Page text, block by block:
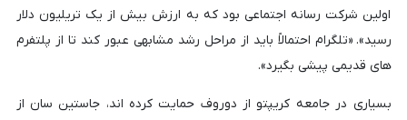
اولین شرکت رسانه اجتماعی بود که به ارزش بیش از یک تریلیون دلار
رسید». «تلگرام احتمالاً باید از مراحل رشد مشابهی عبور کند تا از پلتفرم
های قدیمی پیشی بگیرد».
بسیاری در جامعه کریپتو از دوروف حمایت کرده اند، جاستین سان از